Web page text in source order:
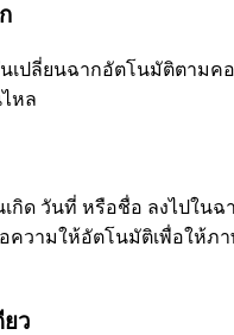
เปลี่ยนฉากอัตโนมัติตามค
หล
กิด วันที่ หรือชื่อ ลงไปในฉ
ความให้อัตโนมัติเพื่อให้ภ
ว